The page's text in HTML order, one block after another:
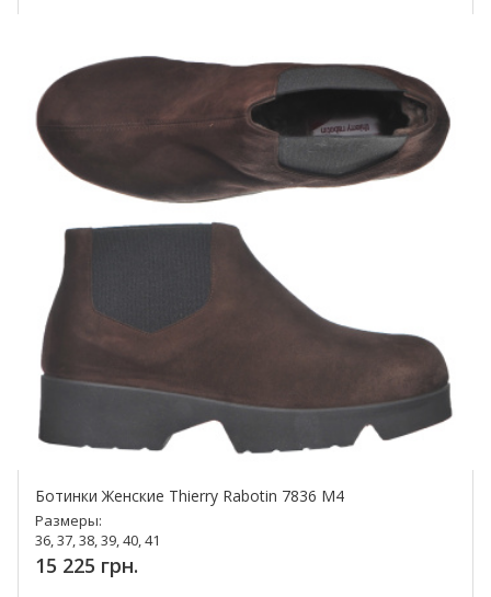
Ботинки Женские Thierry Rabotin 7836 M4
Размеры:
36, 37, 38, 39, 40, 41
15 225 грн.